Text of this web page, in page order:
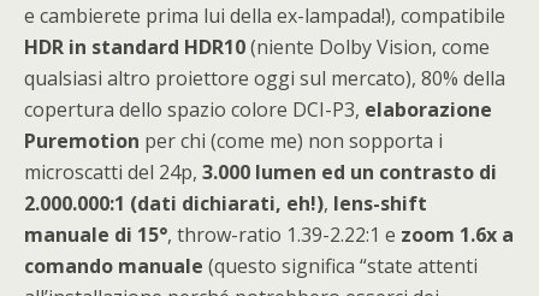
e cambierete prima lui della ex-lampada!), compatibile
HDR in standard HDR10(niente Dolby Vision, come
qualsiasi altro proiettore oggi sul mercato), 80% della
copertura dello spazio colore DCI-P3, elaborazione
Puremotion per chi (come me) non sopporta i
microscatti del 24p, 3.000 lumen ed un contrasto di
2.000.000:1 (dati dichiarati, eh!), lens-shift
manuale di 15°, throw-ratio 1.39-2.22:1 e zoom 1.6x a
comando manuale (questo significa “state attenti